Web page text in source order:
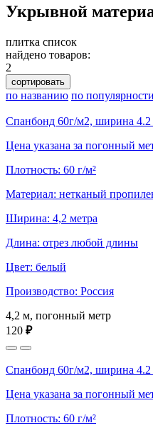
Укрывной
плитка список
найдено товаров:
2
сортировать
по названию по популярности
Спанбонд 60г/м2, ширина
Цена указана за погонный
Плотность: 60 г/м²
Материал: нетканый
Ширина: 4,2 метра
Длина: отрез любой длины
Цвет: белый
Производство: Россия
4,2 м, погонный метр
120 ₽
Спанбонд 60г/м2, ширина
Цена указана за погонный
Плотность: 60 г/м²